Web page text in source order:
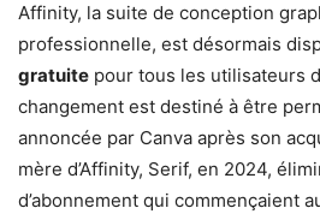
Affinity, la suite de conception
professionnelle, est désormais
gratuite pour tous les utilisateurs
changement est destiné à être
annoncée par Canva après son
mère d’Affinity, Serif, en 2024,
d’abonnement qui commençaient